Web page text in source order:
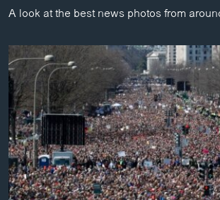
ຄົ້ນໂລກ
ອິດສະຫຼະພາບດ້ານການຂ່າວ
ຊີວິດຊາວລາວ
ຊຸມຊົນຊາວລາວ
ວິທະຍາສາດ-ເທັກໂນໂລຈີ
ທຸລະກິດ
ພາສາອັງກິດ
A look at the best news photos from